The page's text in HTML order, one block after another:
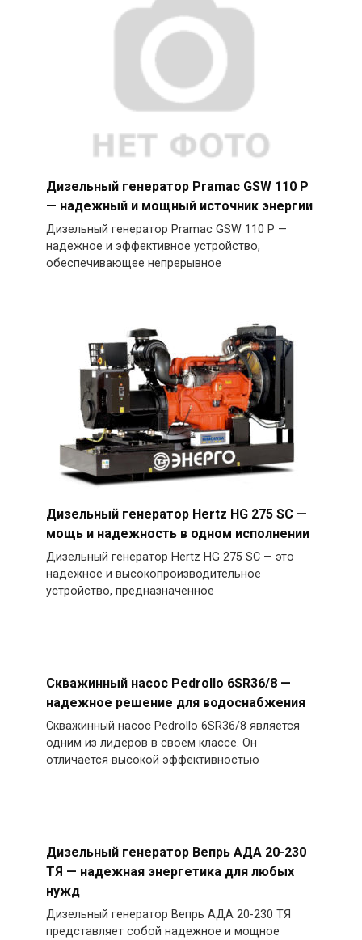
Дизельный генератор Pramac GSW 110 P
— надежный и мощный источник энергии
Дизельный генератор Pramac GSW 110 P —
надежное и эффективное устройство,
обеспечивающее непрерывное
Дизельный генератор Hertz HG 275 SC —
мощь и надежность в одном исполнении
Дизельный генератор Hertz HG 275 SC — это
надежное и высокопроизводительное
устройство, предназначенное
Скважинный насос Pedrollo 6SR36/8 —
надежное решение для водоснабжения
Скважинный насос Pedrollo 6SR36/8 является
одним из лидеров в своем классе. Он
отличается высокой эффективностью
Дизельный генератор Вепрь АДА 20-230
ТЯ — надежная энергетика для любых
нужд
Дизельный генератор Вепрь АДА 20-230 ТЯ
представляет собой надежное и мощное